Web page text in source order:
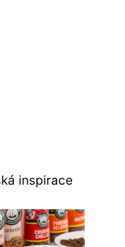
inspirace